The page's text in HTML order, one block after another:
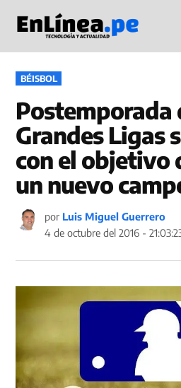
contenido
en
PUBLICADO
EN
BÉISBOL
Postemporada
Grandes Ligas
con el objetivo
un nuevo
por Luis Miguel Guerrero
4 de octubre del 2016 -